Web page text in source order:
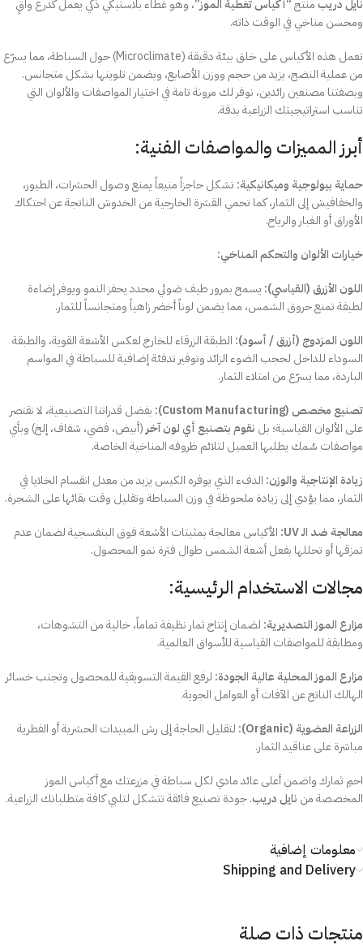
نايل دريب منتج“أكياس تغطية الموز”، وهو غطاء بلاستيكي ذكي يعمل كدرع واقٍ
ومحسن مناخي في الوقت ذاته.
تعمل هذه الأكياس على خلق بيئة دقيقة (Microclimate) حول السباطة، مما يسرّع
من عملية النضج، يزيد من حجم ووزن الأصابع، ويضمن تلوينها بشكل متجانس.
وبصفتنا مصنعين رائدين، نوفر لك مرونة تامة في اختيار المواصفات والألوان التي
تناسب استراتيجيتك الزراعية بدقة.
أبرز المميزات والمواصفات الفنية:
حماية بيولوجية وميكانيكية: تشكل حاجزاً منيعاً يمنع وصول الحشرات، الطيور،
والخفافيش إلى الثمار، كما تحمي القشرة الخارجية من الخدوش الناتجة عن احتكاك
الأوراق أو الغبار والرياح.
خيارات الألوان والتحكم المناخي:
اللون الأزرق (القياسي): يسمح بمرور طيف ضوئي محدد يحفز النمو ويوفر إضاءة
لطيفة تمنع حروق الشمس، مما يضمن لوناً أخضر زاهياً ومتجانساً للثمار.
اللون المزدوج (أزرق / أسود): الطبقة الزرقاء للخارج لعكس الأشعة القوية، والطبقة
السوداء للداخل لحجب الضوء الزائد وتوفير تدفئة إضافية للسباطة في المواسم
الباردة، مما يسرّع من امتلاء الثمار.
تصنيع مخصص (Custom Manufacturing):
بفضل قدراتنا التصنيعية، لا نقتصر
على الألوان القياسية؛ بل نقوم بتصنيع أي لون آخر (أبيض، فضي، شفاف، إلخ) وبأي
مواصفات سُمك يطلبها العميل لتلائم ظروفه المناخية الخاصة.
زيادة الإنتاجية والوزن: الدفء الذي يوفره الكيس يزيد من معدل انقسام الخلايا في
الثمار، مما يؤدي إلى زيادة ملحوظة في وزن السباطة وتقليل وقت بقائها على الشجرة.
معالجة ضد الـ UV:
الأكياس معالجة بمثبتات الأشعة فوق البنفسجية لضمان عدم
تمزقها أو تحللها بفعل أشعة الشمس طوال فترة نمو المحصول.
مجالات الاستخدام الرئيسية:
مزارع الموز التصديرية: لضمان إنتاج ثمار نظيفة تماماً، خالية من التشوهات،
ومطابقة للمواصفات القياسية للأسواق العالمية.
مزارع الموز المحلية عالية الجودة: لرفع القيمة التسويقية للمحصول وتجنب خسائر
الهالك الناتج عن الآفات أو العوامل الجوية.
الزراعة العضوية (Organic):
لتقليل الحاجة إلى رش المبيدات الحشرية أو الفطرية
مباشرة على عناقيد الثمار.
احمِ ثمارك واضمن أعلى عائد مادي لكل سباطة في مزرعتك مع أكياس الموز
المخصصة من نايل دريب. جودة تصنيع فائقة تتشكل لتلبي كافة متطلباتك الزراعية.
معلومات إضافية
Shipping and Delivery
منتجات ذات صلة